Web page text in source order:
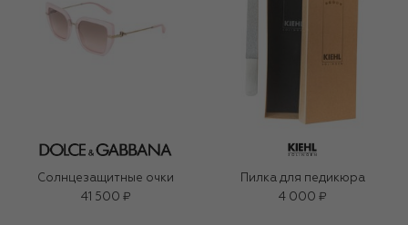
Солнцезащитные очки
41 500 ₽
Пилка для педикюра
4 000 ₽